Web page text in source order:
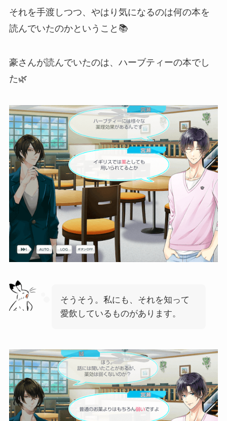
それを手渡しつつ、やはり気になるのは何の本を
読んでいたのかということ📚
豪さんが読んでいたのは、ハーブティーの本でし
た🌿
そうそう。私にも、それを知って
愛飲しているものがあります。